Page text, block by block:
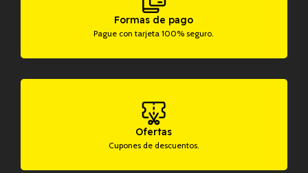
Formas de pago
Pague con tarjeta 100% seguro.
Ofertas
Cupones de descuentos.